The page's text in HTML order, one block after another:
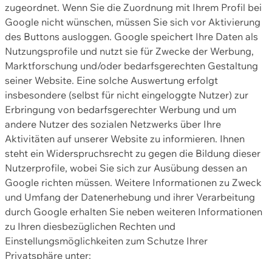
zugeordnet. Wenn Sie die Zuordnung mit Ihrem Profil bei
Google nicht wünschen, müssen Sie sich vor Aktivierung
des Buttons ausloggen. Google speichert Ihre Daten als
Nutzungsprofile und nutzt sie für Zwecke der Werbung,
Marktforschung und/oder bedarfsgerechten Gestaltung
seiner Website. Eine solche Auswertung erfolgt
insbesondere (selbst für nicht eingeloggte Nutzer) zur
Erbringung von bedarfsgerechter Werbung und um
andere Nutzer des sozialen Netzwerks über Ihre
Aktivitäten auf unserer Website zu informieren. Ihnen
steht ein Widerspruchsrecht zu gegen die Bildung dieser
Nutzerprofile, wobei Sie sich zur Ausübung dessen an
Google richten müssen. Weitere Informationen zu Zweck
und Umfang der Datenerhebung und ihrer Verarbeitung
durch Google erhalten Sie neben weiteren Informationen
zu Ihren diesbezüglichen Rechten und
Einstellungsmöglichkeiten zum Schutze Ihrer
Privatsphäre unter: